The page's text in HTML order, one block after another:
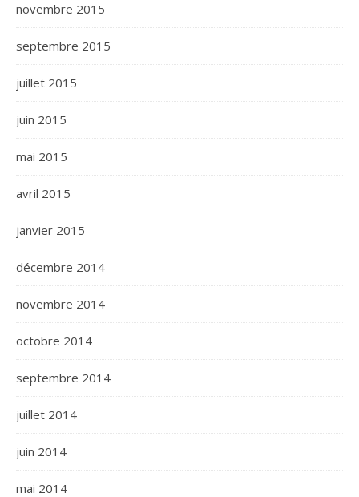
novembre 2015
septembre 2015
juillet 2015
juin 2015
mai 2015
avril 2015
janvier 2015
décembre 2014
novembre 2014
octobre 2014
septembre 2014
juillet 2014
juin 2014
mai 2014